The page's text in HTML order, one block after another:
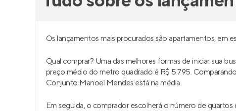
Os lançamentos mais procurados são apartamentos, em
Qual comprar? Uma das melhores formas de iniciar sua
preço médio do metro quadrado é R$ 5.795.
Conjunto Manoel Mendes está na média.
Em seguida, o comprador escolherá o número de